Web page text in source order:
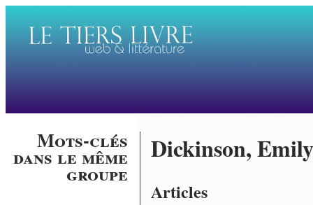
Mots-clés
dans le même
groupe
Dickinson, Emily
Articles